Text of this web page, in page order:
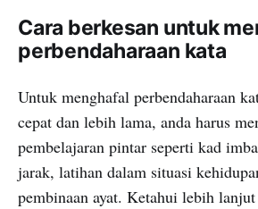
Cara berkesan untuk
perbendaharaan kata
Untuk menghafal perbendaharaan
cepat dan lebih lama, anda harus
pembelajaran pintar seperti kad
jarak, latihan dalam situasi
pembinaan ayat. Ketahui lebih